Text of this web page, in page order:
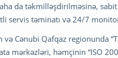
da təkmilləşdirilməsinə,
servis təminatı və 24/7
və Cənubi Qafqaz regionunda
mərkəzləri, həmçinin “ISO